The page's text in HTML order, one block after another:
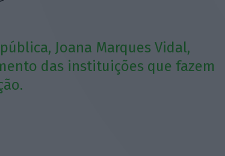
Joana Marques Vidal,
das instituições que fazem